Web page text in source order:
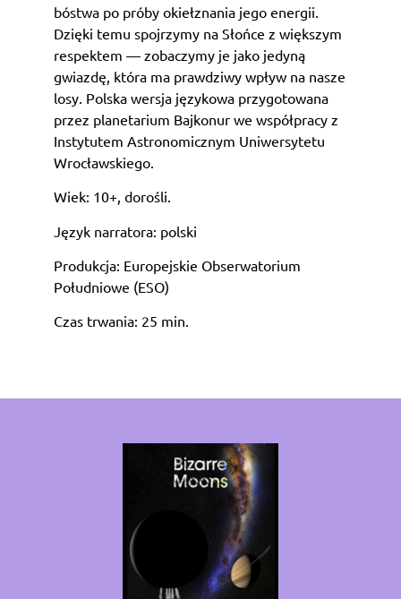
bóstwa po próby okiełznania jego energii.
Dzięki temu spojrzymy na Słońce z większym
respektem — zobaczymy je jako jedyną
gwiazdę, która ma prawdziwy wpływ na nasze
losy. Polska wersja językowa przygotowana
przez planetarium Bajkonur we współpracy z
Instytutem Astronomicznym Uniwersytetu
Wrocławskiego.
Wiek: 10+, dorośli.
Język narratora: polski
Produkcja: Europejskie Obserwatorium
Południowe (ESO)
Czas trwania: 25 min.